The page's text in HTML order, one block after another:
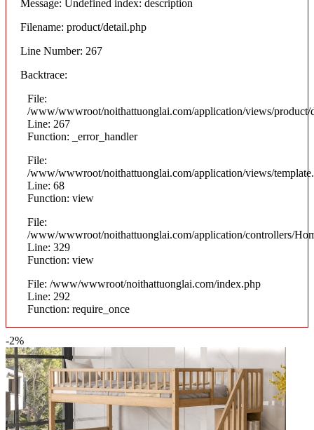
Message: Undefined index: description
Filename: product/detail.php
Line Number: 267
Backtrace:
File:
/www/wwwroot/noithattuonglai.com/application/views/product/
Line: 267
Function: _error_handler
File:
/www/wwwroot/noithattuonglai.com/application/views/
Line: 68
Function: view
File:
/www/wwwroot/noithattuonglai.com/application/controllers/
Line: 329
Function: view
File: /www/wwwroot/noithattuonglai.com/index.php
Line: 292
Function: require_once
-2%